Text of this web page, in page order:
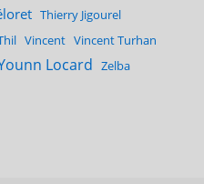
Thierry Jigourel
Vincent Vincent Turhan
Locard Zelba